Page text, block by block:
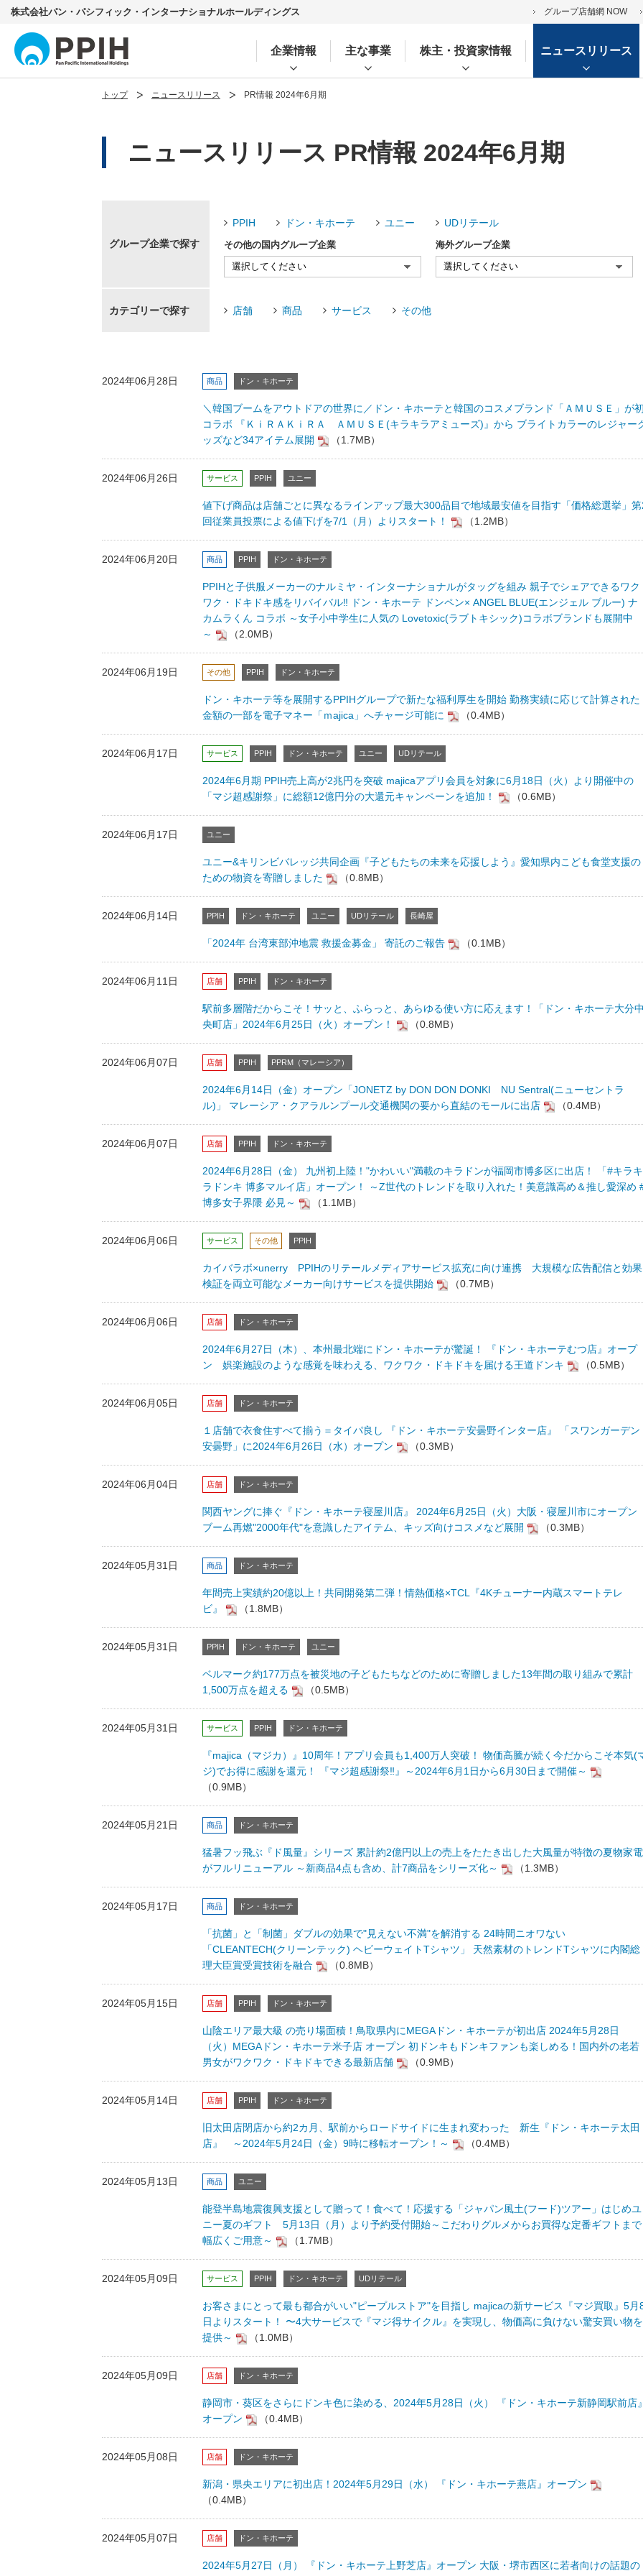
株式会社パン・パシフィック・インターナショナルホールディングス グループ店舗網 NOW
企業情報 主な事業 株主・投資家情報 ニュースリリース
トップ ニュースリリース PR情報 2024年6月期
ニュースリリース PR情報 2024年6月期
グループ企業で探す
PPIH ドン・キホーテ ユニー UDリテール
その他の国内グループ企業 海外グループ企業
カテゴリーで探す 店舗 商品 サービス その他
2024年06月28日 商品 ドン・キホーテ
＼韓国ブームをアウトドアの世界に／ドン・キホーテと韓国のコスメブランド「ＡＭＵＳＥ」が
コラボ 『ＫｉＲＡＫｉＲＡ ＡＭＵＳＥ(キラキラアミューズ)』から ブライトカラーのレジャー
ッズなど34アイテム展開
（1.7MB）
2024年06月26日 サービス PPIH ユニー
値下げ商品は店舗ごとに異なるラインアップ最大300品目で地域最安値を目指す「価格総選挙」
回従業員投票による値下げを7/1（月）よりスタート！
（1.2MB）
2024年06月20日 商品 PPIH ドン・キホーテ
PPIHと子供服メーカーのナルミヤ・インターナショナルがタッグを組み 親子でシェアできるワク
ワク・ドキドキ感をリバイバル‼ ドン・キホーテ ドンペン× ANGEL BLUE(エンジェル ブルー) ナ
カムラくん コラボ ～女子小中学生に人気の Lovetoxic(ラブトキシック)コラボブランドも展開中
～
（2.0MB）
2024年06月19日 その他 PPIH ドン・キホーテ
ドン・キホーテ等を展開するPPIHグループで新たな福利厚生を開始 勤務実績に応じて計算された
金額の一部を電子マネー「ｍajica」へチャージ可能に
（0.4MB）
2024年06月17日 サービス PPIH ドン・キホーテ ユニー UDリテール
2024年6月期 PPIH売上高が2兆円を突破 majicaアプリ会員を対象に6月18日（火）より開催中の
「マジ超感謝祭」に総額12億円分の大還元キャンペーンを追加！
（0.6MB）
2024年06月17日 ユニー
ユニー&キリンビバレッジ共同企画『子どもたちの未来を応援しよう』愛知県内こども食堂支援の
ための物資を寄贈しました
（0.8MB）
2024年06月14日 PPIH ドン・キホーテ ユニー UDリテール 長崎屋
「2024年 台湾東部沖地震 救援金募金」 寄託のご報告 （0.1MB）
2024年06月11日 店舗 PPIH ドン・キホーテ
駅前多層階だからこそ！サッと、ふらっと、あらゆる使い方に応えます！「ドン・キホーテ大分
央町店」2024年6月25日（火）オープン！
（0.8MB）
2024年06月07日 店舗 PPIH PPRM（マレーシア）
2024年6月14日（金）オープン「JONETZ by DON DON DONKI NU Sentral(ニューセントラ
ル)」 マレーシア・クアラルンプール交通機関の要から直結のモールに出店
（0.4MB）
2024年06月07日 店舗 PPIH ドン・キホーテ
2024年6月28日（金） 九州初上陸！"かわいい"満載のキラドンが福岡市博多区に出店！ 「#キラキ
ラドンキ 博多マルイ店」オープン！ ～Z世代のトレンドを取り入れた！美意識高め＆推し愛深め
博多女子界隈 必見～
（1.1MB）
2024年06月06日 サービス その他 PPIH
カイバラボ×unerry PPIHのリテールメディアサービス拡充に向け連携 大規模な広告配信と効果
検証を両立可能なメーカー向けサービスを提供開始
（0.7MB）
2024年06月06日 店舗 ドン・キホーテ
2024年6月27日（木）、本州最北端にドン・キホーテが驚誕！ 『ドン・キホーテむつ店』オープ
ン 娯楽施設のような感覚を味わえる、ワクワク・ドキドキを届ける王道ドンキ
（0.5MB）
2024年06月05日 店舗 ドン・キホーテ
１店舗で衣食住すべて揃う＝タイパ良し 『ドン・キホーテ安曇野インター店』 「スワンガーデン
安曇野」に2024年6月26日（水）オープン
（0.3MB）
2024年06月04日 店舗 ドン・キホーテ
関西ヤングに捧ぐ『ドン・キホーテ寝屋川店』 2024年6月25日（火）大阪・寝屋川市にオープン
ブーム再燃"2000年代"を意識したアイテム、キッズ向けコスメなど展開
（0.3MB）
2024年05月31日 商品 ドン・キホーテ
年間売上実績約20億以上！共同開発第二弾！情熱価格×TCL『4Kチューナー内蔵スマートテレ
ビ』
（1.8MB）
2024年05月31日 PPIH ドン・キホーテ ユニー
ベルマーク約177万点を被災地の子どもたちなどのために寄贈しました13年間の取り組みで累計
1,500万点を超える
（0.5MB）
2024年05月31日 サービス PPIH ドン・キホーテ
『majica（マジカ）』10周年！アプリ会員も1,400万人突破！ 物価高騰が続く今だからこそ本気(
ジ)でお得に感謝を還元！ 『マジ超感謝祭‼』～2024年6月1日から6月30日まで開催～
（0.9MB）
2024年05月21日 商品 ドン・キホーテ
猛暑フッ飛ぶ『ド風量』シリーズ 累計約2億円以上の売上をたたき出した大風量が特徴の夏物家電
がフルリニューアル ～新商品4点も含め、計7商品をシリーズ化～
（1.3MB）
2024年05月17日 商品 ドン・キホーテ
「抗菌」と「制菌」ダブルの効果で"見えない不満"を解消する 24時間ニオワない
「CLEANTECH(クリーンテック) ヘビーウェイトTシャツ」 天然素材のトレンドTシャツに内閣総
理大臣賞受賞技術を融合
（0.8MB）
2024年05月15日 店舗 PPIH ドン・キホーテ
山陰エリア最大級 の売り場面積！鳥取県内にMEGAドン・キホーテが初出店 2024年5月28日
（火）MEGAドン・キホーテ米子店 オープン 初ドンキもドンキファンも楽しめる！国内外の老若
男女がワクワク・ドキドキできる最新店舗
（0.9MB）
2024年05月14日 店舗 PPIH ドン・キホーテ
旧太田店閉店から約2カ月、駅前からロードサイドに生まれ変わった 新生『ドン・キホーテ太田
店』 ～2024年5月24日（金）9時に移転オープン！～
（0.4MB）
2024年05月13日 商品 ユニー
能登半島地震復興支援として贈って！食べて！応援する「ジャパン風土(フード)ツアー」はじめユ
ニー夏のギフト 5月13日（月）より予約受付開始～こだわりグルメからお買得な定番ギフトまで
幅広くご用意～
（1.7MB）
2024年05月09日 サービス PPIH ドン・キホーテ UDリテール
お客さまにとって最も都合がいい"ピープルストア"を目指し majicaの新サービス『マジ買取』5月
日よりスタート！ 〜4大サービスで『マジ得サイクル』を実現し、物価高に負けない驚安買い物を
提供～
（1.0MB）
2024年05月09日 店舗 ドン・キホーテ
静岡市・葵区をさらにドンキ色に染める、2024年5月28日（火） 『ドン・キホーテ新静岡駅前店
オープン
（0.4MB）
2024年05月08日 店舗 ドン・キホーテ
新潟・県央エリアに初出店！2024年5月29日（水） 『ドン・キホーテ燕店』オープン
（0.4MB）
2024年05月07日 店舗 ドン・キホーテ
2024年5月27日（月） 『ドン・キホーテ上野芝店』オープン 大阪・堺市西区に若者向けの話題の